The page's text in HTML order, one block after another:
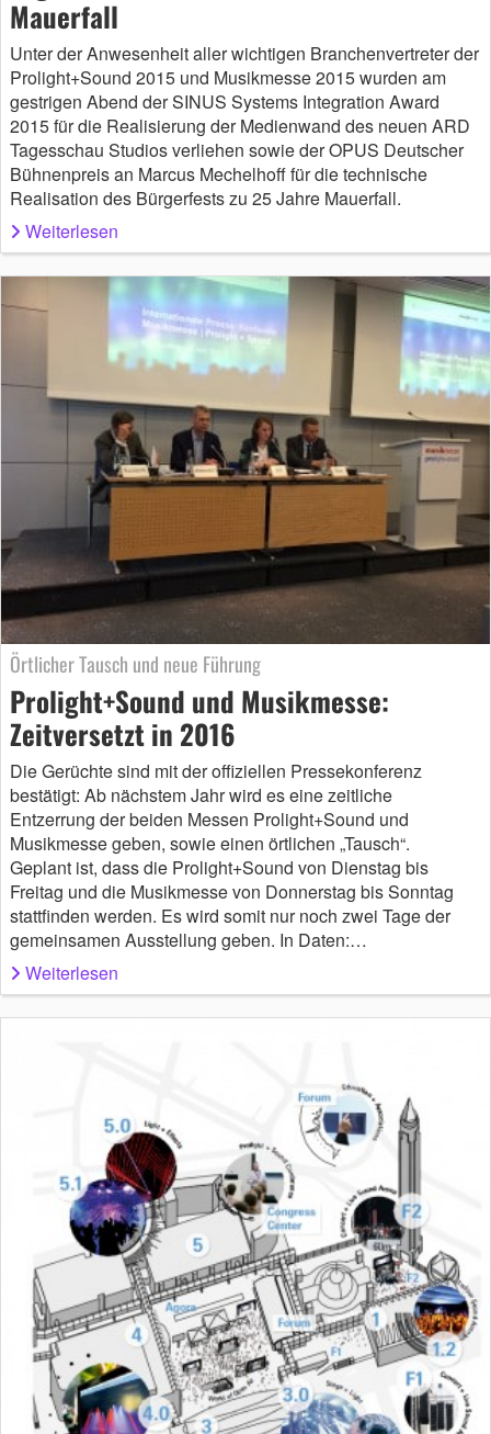
Mauerfall
Unter der Anwesenheit aller wichtigen Branchenvertreter der
Prolight+Sound 2015 und Musikmesse 2015 wurden am
gestrigen Abend der SINUS Systems Integration Award
2015 für die Realisierung der Medienwand des neuen ARD
Tagesschau Studios verliehen sowie der OPUS Deutscher
Bühnenpreis an Marcus Mechelhoff für die technische
Realisation des Bürgerfests zu 25 Jahre Mauerfall.
Weiterlesen
Örtlicher Tausch und neue Führung
Prolight+Sound und Musikmesse:
Zeitversetzt in 2016
Die Gerüchte sind mit der offiziellen Pressekonferenz
bestätigt: Ab nächstem Jahr wird es eine zeitliche
Entzerrung der beiden Messen Prolight+Sound und
Musikmesse geben, sowie einen örtlichen „Tausch“.
Geplant ist, dass die Prolight+Sound von Dienstag bis
Freitag und die Musikmesse von Donnerstag bis Sonntag
stattfinden werden. Es wird somit nur noch zwei Tage der
gemeinsamen Ausstellung geben. In Daten:…
Weiterlesen